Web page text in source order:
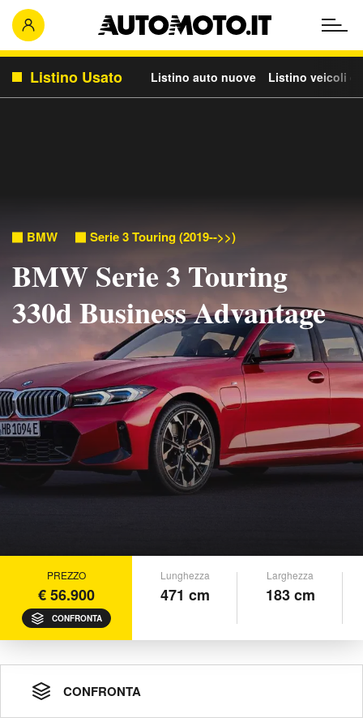
Listino Usato Listino auto nuove Listino veicoli
BMW Serie 3 Touring (2019-->>)
BMW Serie 3 Touring
330d Business Advantage
PREZZO
€ 56.900
CONFRONTA
Lunghezza
471 cm
Larghezza
183 cm
CONFRONTA